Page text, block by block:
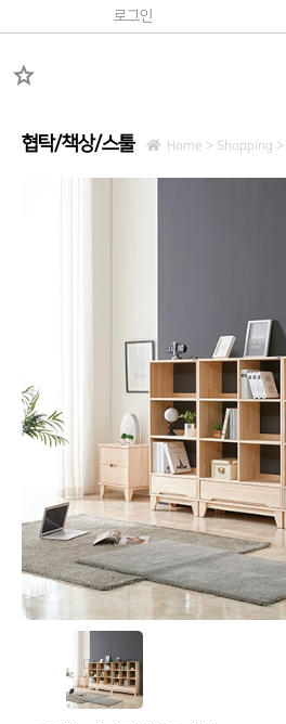
로그인
star
협탁/책상/스툴 Home > Shopping >